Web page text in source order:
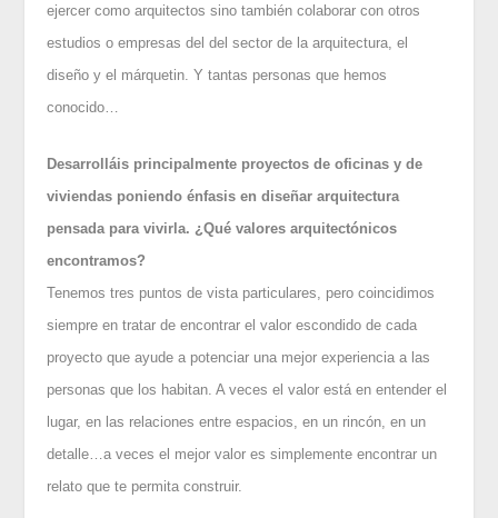
ejercer como arquitectos sino también colaborar con otros
estudios o empresas del del sector de la arquitectura, el
diseño y el márquetin. Y tantas personas que hemos
conocido…
Desarrolláis principalmente proyectos de oficinas y de
viviendas poniendo énfasis en diseñar arquitectura
pensada para vivirla. ¿Qué valores arquitectónicos
encontramos?
Tenemos tres puntos de vista particulares, pero coincidimos
siempre en tratar de encontrar el valor escondido de cada
proyecto que ayude a potenciar una mejor experiencia a las
personas que los habitan. A veces el valor está en entender el
lugar, en las relaciones entre espacios, en un rincón, en un
detalle…a veces el mejor valor es simplemente encontrar un
relato que te permita construir.